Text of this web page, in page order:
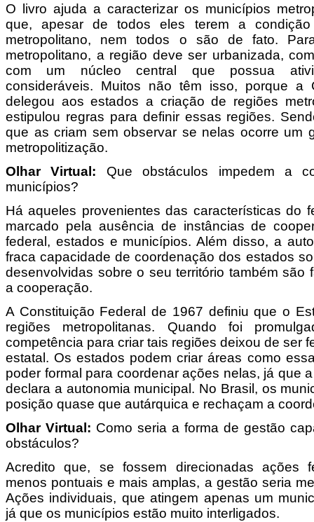
O livro ajuda a caracterizar os municípios
que, apesar de todos eles terem a
metropolitano, nem todos o são de fato.
metropolitano, a região deve ser urbanizada,
com um núcleo central que possua
consideráveis. Muitos não têm isso, porque a
delegou aos estados a criação de regiões
estipulou regras para definir essas regiões.
que as criam sem observar se nelas ocorre um
metropolitização.
Olhar Virtual: Que obstáculos impedem a
municípios?
Há aqueles provenientes das características do
marcado pela ausência de instâncias de
federal, estados e municípios. Além disso, a
fraca capacidade de coordenação dos estados
desenvolvidas sobre o seu território também são
a cooperação.
A Constituição Federal de 1967 definiu que o
regiões metropolitanas. Quando foi
competência para criar tais regiões deixou de ser
estatal. Os estados podem criar áreas como
poder formal para coordenar ações nelas, já que
declara a autonomia municipal. No Brasil, os
posição quase que autárquica e rechaçam a
Olhar Virtual: Como seria a forma de gestão
obstáculos?
Acredito que, se fossem direcionadas ações
menos pontuais e mais amplas, a gestão seria
Ações individuais, que atingem apenas um
já que os municípios estão muito interligados.